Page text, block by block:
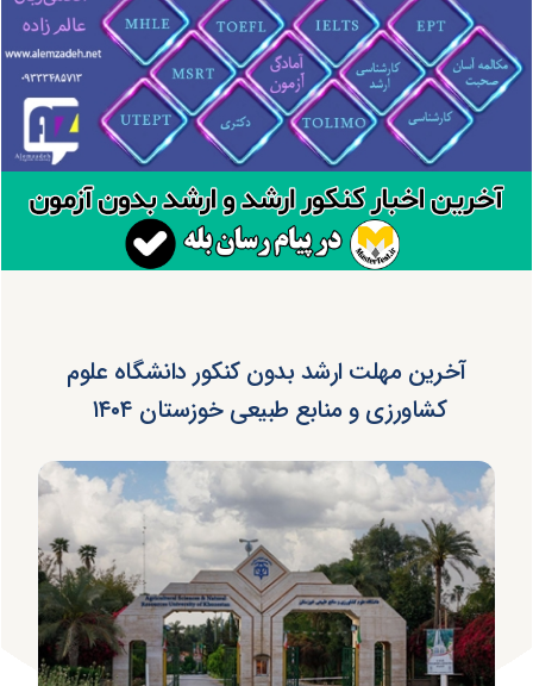
آخرین مهلت ارشد بدون کنکور دانشگاه علوم
کشاورزی و منابع طبیعی خوزستان ۱۴۰۴